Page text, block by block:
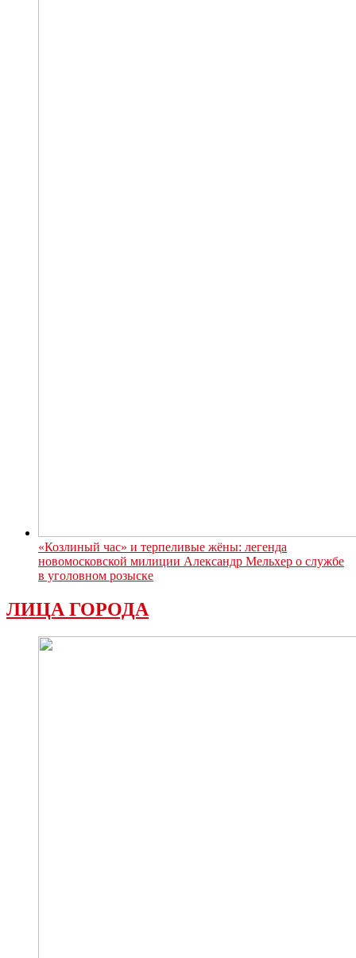
«Козлиный час» и терпеливые жёны: легенда
новомосковской милиции Александр Мельхер о службе
в уголовном розыске
ЛИЦА ГОРОДА